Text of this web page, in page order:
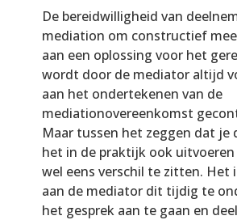
De bereidwilligheid van
mediation om constructief
aan een oplossing voor het
wordt door de mediator altijd
aan het ondertekenen van de
mediationovereenkomst
Maar tussen het zeggen dat je
het in de praktijk ook
wel eens verschil te zitten. Het
aan de mediator dit tijdig te
het gesprek aan te gaan en